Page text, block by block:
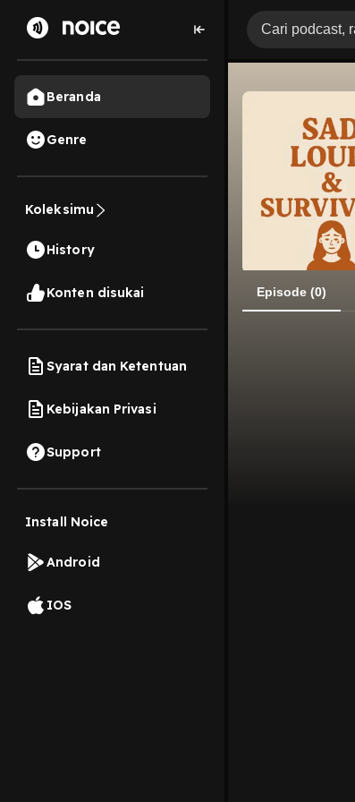
Beranda
Genre
Koleksimu
History
Konten disukai
Syarat dan Ketentuan
Kebijakan Privasi
Support
Install Noice
Android
IOS
Episode (0)